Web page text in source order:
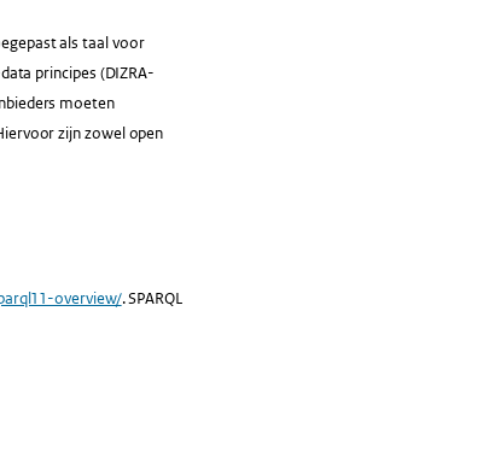
als taal voor
principes (DIZRA-
moeten
zijn zowel open
overview/. SPARQL